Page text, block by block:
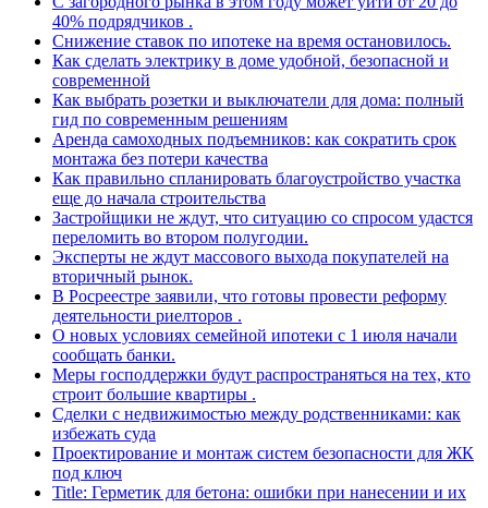
40% подрядчиков .
Снижение ставок по ипотеке на время остановилось.
Как сделать электрику в доме удобной, безопасной и
современной
Как выбрать розетки и выключатели для дома: полный
гид по современным решениям
Аренда самоходных подъемников: как сократить срок
монтажа без потери качества
Как правильно спланировать благоустройство участка
еще до начала строительства
Застройщики не ждут, что ситуацию со спросом удастся
переломить во втором полугодии.
Эксперты не ждут массового выхода покупателей на
вторичный рынок.
В Росреестре заявили, что готовы провести реформу
деятельности риелторов .
О новых условиях семейной ипотеки с 1 июля начали
сообщать банки.
Меры господдержки будут распространяться на тех, кто
строит большие квартиры .
Сделки с недвижимостью между родственниками: как
избежать суда
Проектирование и монтаж систем безопасности для ЖК
под ключ
Title: Герметик для бетона: ошибки при нанесении и их